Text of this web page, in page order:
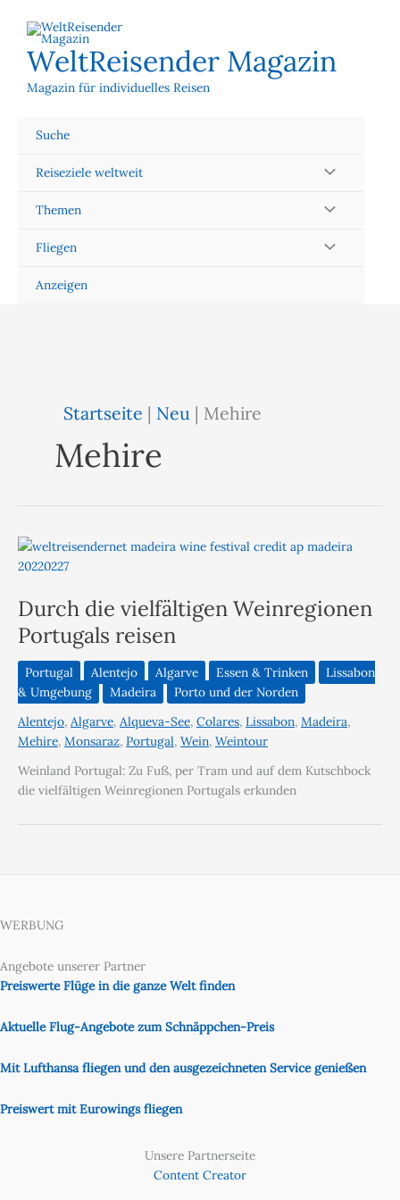
Inhalt
springenWeltReisender Magazin
Magazin für individuelles Reisen
Suche
Reiseziele weltweit
Themen
Fliegen
Anzeigen
Startseite | Neu | Mehire
Mehire
Durch die vielfältigen Weinregionen
Portugals reisen
Portugal Alentejo Algarve Essen & Trinken
Lissabon
& Umgebung
Madeira
Porto und der Norden
Alentejo, Algarve, Alqueva-See, Colares, Lissabon, Madeira,
Mehire, Monsaraz, Portugal, Wein, Weintour
Weinland Portugal: Zu Fuß, per Tram und auf dem Kutschbock
die vielfältigen Weinregionen Portugals erkunden
WERBUNG
Angebote unserer Partner
Preiswerte Flüge in die ganze Welt finden
Aktuelle Flug-Angebote zum Schnäppchen-Preis
Mit Lufthansa fliegen und den ausgezeichneten Service genießen
Preiswert mit Eurowings fliegen
Unsere Partnerseite
Content Creator